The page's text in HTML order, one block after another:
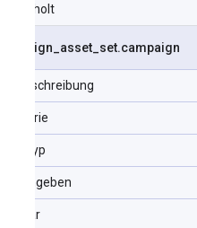
Wiederholt
campaign asset set.campaign
Feldbeschreibung
Kategorie
Datentyp
URL eingeben
Filterbar